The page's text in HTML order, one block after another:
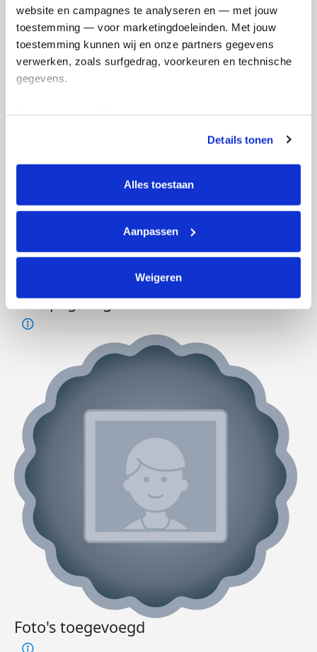
website en campagnes te analyseren en — met jouw
toestemming — voor marketingdoeleinden. Met jouw
toestemming kunnen wij en onze partners gegevens
verwerken, zoals surfgedrag, voorkeuren en technische
gegevens.
tonen. Je kunt je toestemming op elk moment wijzigen of
intrekken via Cookie instellingen onderaan de pagina. De
lijst met cookies is te vinden in het tabblad “details”.
Details tonen
Alles toestaan
Aanpassen
Weigeren
Actiepagina gemaakt
Foto's toegevoegd